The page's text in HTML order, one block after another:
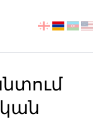
აირჩიეთ